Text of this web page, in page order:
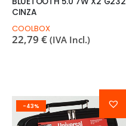
CINZA
COOLBOX
22,79 € (IVA Incl.)
-43%